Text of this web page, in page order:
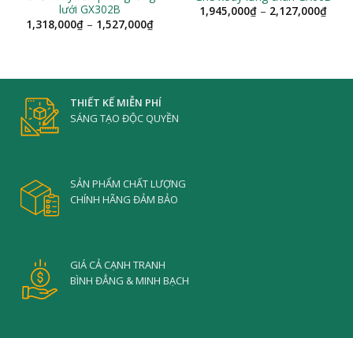
lưới GX302B
1,318,000₫ – 1,527,000₫Khoảng
1,945,000₫ – 2,127,000₫
giá:
THIẾT KẾ MIỄN PHÍ
SÁNG TẠO ĐỘC QUYỀN
SẢN PHẨM CHẤT LƯỢNG
CHÍNH HÃNG ĐẢM BẢO
GIÁ CẢ CẠNH TRANH
BÌNH ĐẲNG & MINH BẠCH